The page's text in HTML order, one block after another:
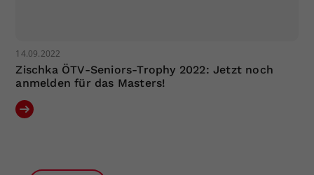
14.09.2022
Zischka ÖTV-Seniors-Trophy 2022: Jetzt noch
anmelden für das Masters!